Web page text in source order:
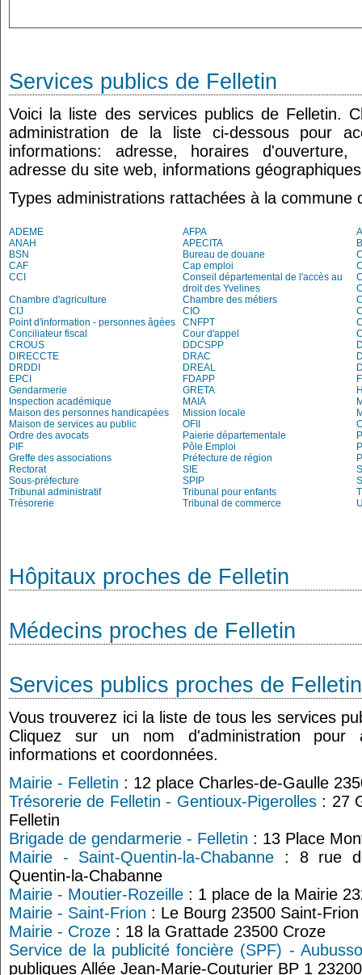
Services publics de Felletin
Voici la liste des services publics de Felletin.
administration de la liste ci-dessous pour
informations: adresse, horaires
adresse du site web, informations
Types administrations rattachées à la commune
ADEME AFPA
ANAH
APECITA
BSN
Bureau de douane
CAF
Cap emploi
CCI
Conseil départemental de l'accès au
droit des Yvelines
Chambre d'agriculture
Chambre des métiers
CIJ
CIO
Point d'information - personnes âgées
CNFPT
Conciliateur fiscal
Cour d'appel
CROUS
DDCSPP
DIRECCTE
DRAC
DRDDI
DREAL
EPCI
FDAPP
Gendarmerie
GRETA
Inspection académique
MAIA
Maison des personnes handicapées
Mission locale
Maison de services au public
OFII
Ordre des avocats
Paierie départementale
PIF
Pôle Emploi
Greffe des associations
Préfecture de région
Rectorat
SIE
Sous-préfecture
SPIP
Tribunal administratif
Tribunal pour enfants
Trésorerie
Tribunal de commerce
Hôpitaux proches de Felletin
Médecins proches de Felletin
Services publics proches de Felletin
Vous trouverez ici la liste de tous les services
Cliquez sur un nom d'administration
informations et coordonnées.
Mairie - Felletin : 12 place Charles-de-Gaulle
Trésorerie de Felletin - Gentioux-Pigerolles: 27
Felletin
Brigade de gendarmerie - Felletin : 13 Place
Mairie - Saint-Quentin-la-Chabanne : 8 rue
Quentin-la-Chabanne
Mairie - Moutier-Rozeille : 1 place de la Mairie
Mairie - Saint-Frion : Le Bourg 23500 Saint-Frion
Mairie - Croze : 18 la Grattade 23500 Croze
Service de la publicité foncière (SPF) -
publiques Allée Jean-Marie-Couturier BP 1